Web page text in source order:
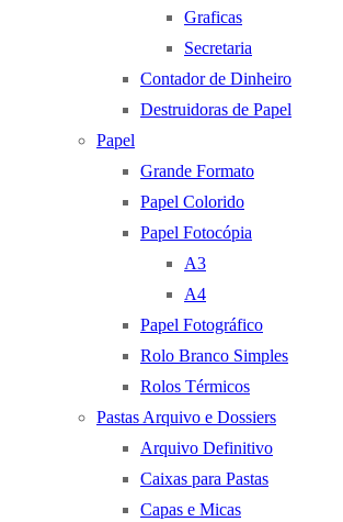
Graficas
Secretaria
Contador de Dinheiro
Destruidoras de Papel
Papel
Grande Formato
Papel Colorido
Papel Fotocópia
A3
A4
Papel Fotográfico
Rolo Branco Simples
Rolos Térmicos
Pastas Arquivo e Dossiers
Arquivo Definitivo
Caixas para Pastas
Capas e Micas